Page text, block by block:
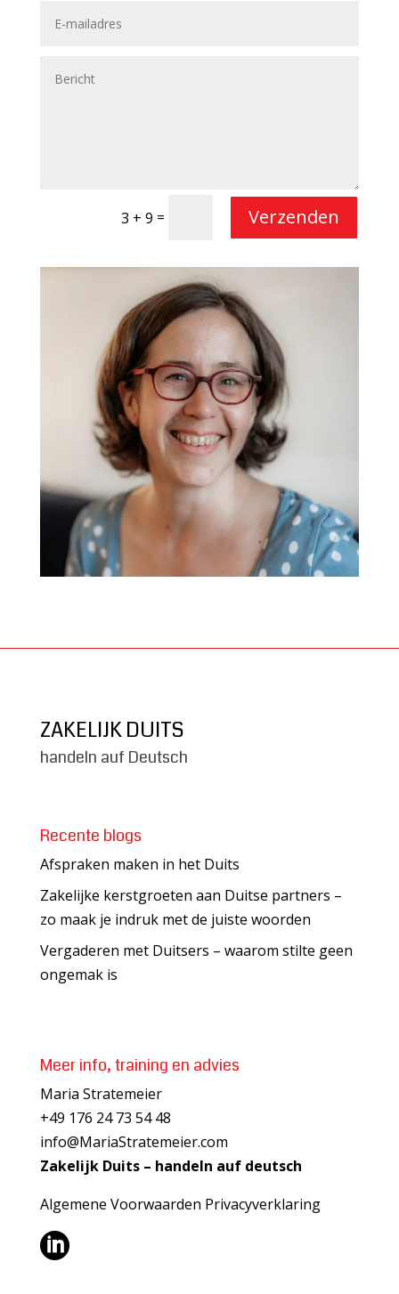
3 + 9 = Verzenden
ZAKELIJK DUITS
handeln auf Deutsch
Recente blogs
Afspraken maken in het Duits
Zakelijke kerstgroeten aan Duitse partners –
zo maak je indruk met de juiste woorden
Vergaderen met Duitsers – waarom stilte geen
ongemak is
Meer info, training en advies
Maria Stratemeier
+49 176 24 73 54 48
info@MariaStratemeier.com
Zakelijk Duits – handeln auf deutsch
Algemene Voorwaarden Privacyverklaring
